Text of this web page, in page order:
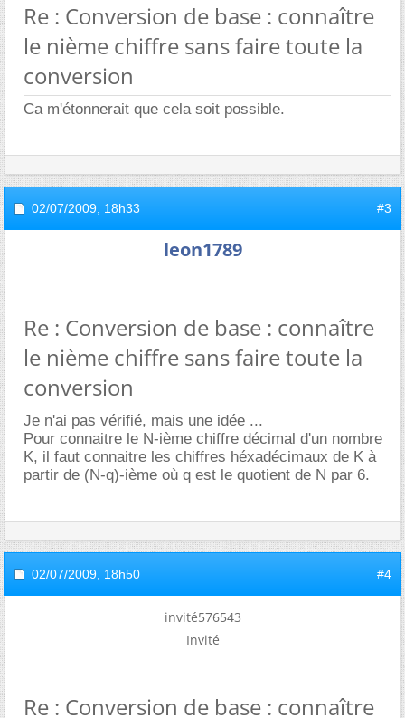
Re : Conversion de base : connaître
le nième chiffre sans faire toute la
conversion
Ca m'étonnerait que cela soit possible.
02/07/2009, 18h33 #3
leon1789
Re : Conversion de base : connaître
le nième chiffre sans faire toute la
conversion
Je n'ai pas vérifié, mais une idée ...
Pour connaitre le N-ième chiffre décimal d'un nombre
K, il faut connaitre les chiffres héxadécimaux de K à
partir de (N-q)-ième où q est le quotient de N par 6.
02/07/2009, 18h50 #4
invité576543
Invité
Re : Conversion de base : connaître